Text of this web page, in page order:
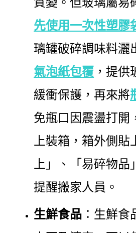
先使用一次性塑膠
璃罐破碎調味料灑
氣泡紙包覆 ，提供
緩衝保護，再來將
免瓶口因震盪打開
上裝箱，箱外側貼
上」、「易碎物
提醒搬家人員。
生鮮食品 ：生鮮